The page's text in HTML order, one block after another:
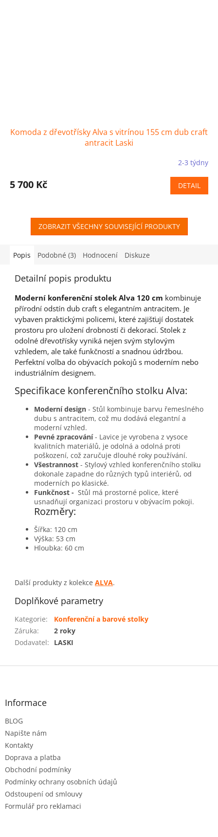
Komoda z dřevotřísky Alva s vitrínou 155 cm dub craft
antracit Laski
2-3 týdny
5 700 Kč DETAIL
ZOBRAZIT VŠECHNY SOUVISEJÍCÍ PRODUKTY
Popis Podobné (3) Hodnocení Diskuze
Detailní popis produktu
Moderní konferenční stolek Alva 120 cm kombinuje
přírodní odstín dub craft s elegantním antracitem. Je
vybaven praktickými policemi, které zajišťují dostatek
prostoru pro uložení drobností či dekorací. Stolek z
odolné dřevotřísky vyniká nejen svým stylovým
vzhledem, ale také funkčností a snadnou údržbou.
Perfektní volba do obývacích pokojů s moderním nebo
industriálním designem.
Specifikace konferenčního stolku Alva:
Moderní design - Stůl kombinuje barvu řemeslného
dubu s antracitem, což mu dodává elegantní a
moderní vzhled.
Pevné zpracování - Lavice je vyrobena z vysoce
kvalitních materiálů, je odolná a odolná proti
poškození, což zaručuje dlouhé roky používání.
Všestrannost - Stylový vzhled konferenčního stolku
dokonale zapadne do různých typů interiérů, od
moderních po klasické.
Funkčnost - Stůl má prostorné police, které
usnadňují organizaci prostoru v obývacím pokoji.
Rozměry:
Šířka: 120 cm
Výška: 53 cm
Hloubka: 60 cm
Další produkty z kolekce ALVA.
Doplňkové parametry
Kategorie:
Konferenční a barové stolky
Záruka:
2 roky
Dodavatel: LASKI
Z
Informace
BLOG
Napište nám
Kontakty
Doprava a platba
Obchodní podmínky
Podmínky ochrany osobních údajů
Odstoupení od smlouvy
Formulář pro reklamaci